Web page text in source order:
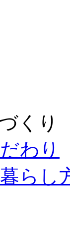
くり
わり
らし